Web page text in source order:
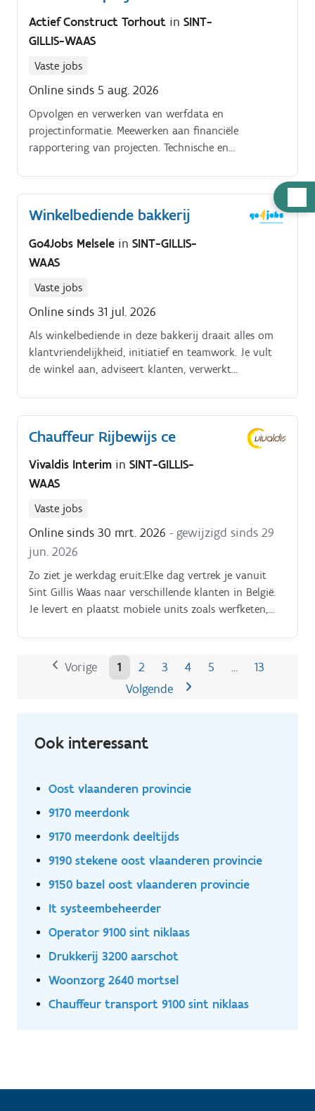
Actief Construct Torhout in SINT-
GILLIS-WAAS
Vaste jobs
Online sinds 5 aug. 2026
Opvolgen en verwerken van werfdata en
projectinformatie. Meewerken aan financiële
rapportering van projecten. Technische en
logistiek en magazijnbeheer.
Winkelbediende bakkerij
Go4Jobs Melsele in SINT-GILLIS-
WAAS
Vaste jobs
Online sinds 31 jul. 2026
Als winkelbediende in deze bakkerij draait alles om
klantvriendelijkheid, initiatief en teamwork. Je vult
de winkel aan, adviseert klanten, verwerkt
geëtiketteerd is.
Chauffeur Rijbewijs ce
Vivaldis Interim in SINT-GILLIS-
WAAS
Vaste jobs
Online sinds 30 mrt. 2026 - gewijzigd sinds 29
jun. 2026
Zo ziet je werkdag eruit:Elke dag vertrek je vanuit
Sint Gillis Waas naar verschillende klanten in België.
Je levert en plaatst mobiele units zoals werfketen,
Vorige 1 2 3 4 5
13
Volgende
Ook interessant
Oost vlaanderen provincie
9170 meerdonk
9170 meerdonk deeltijds
9190 stekene oost vlaanderen provincie
9150 bazel oost vlaanderen provincie
It systeembeheerder
Operator 9100 sint niklaas
Drukkerij 3200 aarschot
Woonzorg 2640 mortsel
Chauffeur transport 9100 sint niklaas